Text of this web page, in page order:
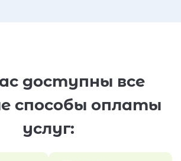
доступны все
способы оплаты
услуг: